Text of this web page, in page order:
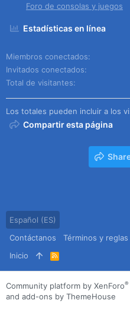
Foro de consolas y juegos
Estadísticas en línea
Miembros conectados
Invitados conectados
Total de visitantes
Los totales pueden incluir a los
Compartir esta página
Español (ES)
Contáctanos
Términos y reglas
Inicio
R
S
S
Community platform by XenForo®
and add-ons by ThemeHouse